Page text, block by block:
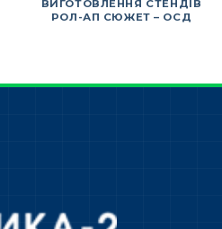
ВИГОТОВЛЕННЯ СТЕНДІВ
РОЛ-АП СЮЖЕТ – ОСД